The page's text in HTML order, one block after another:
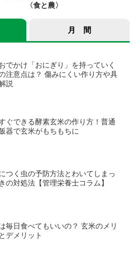
食と農
月 間
でかけ「おにぎり」を持っていく
注意点は？ 傷みにくい作り方や具
説
ぐできる酵素玄米の作り方！普通
器で玄米がもちもちに
つく虫の予防方法とわいてしまっ
の対処法【管理栄養士コラム】
毎日食べてもいいの？ 玄米のメリ
デメリット